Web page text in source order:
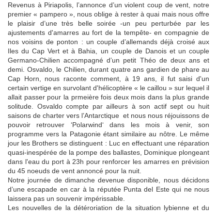
Revenus à Piriapolis, l’annonce d’un violent coup de vent, notre
premier « pampero », nous oblige à rester à quai mais nous offre
le plaisir d’une très belle soirée -un peu perturbée par les
ajustements d'amarres au fort de la tempête- en compagnie de
nos voisins de ponton : un couple d’allemands déjà croisé aux
Iles du Cap Vert et à Bahia, un couple de Danois et un couple
Germano-Chilien accompagné d’un petit Théo de deux ans et
demi. Osvaldo, le Chilien, durant quatre ans gardien de phare au
Cap Horn, nous raconte comment, à 19 ans, il fut saisi d'un
certain vertige en survolant d'hélicoptère « le caillou » sur lequel il
allait passer pour la prmeière fois deux mois dans la plus grande
solitude. Osvaldo compte par ailleurs à son actif sept ou huit
saisons de charter vers l’Antarctique et nous nous réjouissons de
pouvoir retrouver ‘Polarwind‘ dans les mois à venir, son
programme vers la Patagonie étant similaire au nôtre. Le même
jour les Brothers se distinguent : Luc en effectuant une réparation
quasi-inespérée de la pompe des ballastes, Dominique plongeant
dans l'eau du port à 23h pour renforcer les amarres en prévision
du 45 noeuds de vent annoncé pour la nuit.
Notre journée de dimanche devenue disponible, nous décidons
d’une escapade en car à la réputée Punta del Este qui ne nous
laissera pas un souvenir impérissable.
Les nouvelles de la détéroriation de la situation lybienne et du